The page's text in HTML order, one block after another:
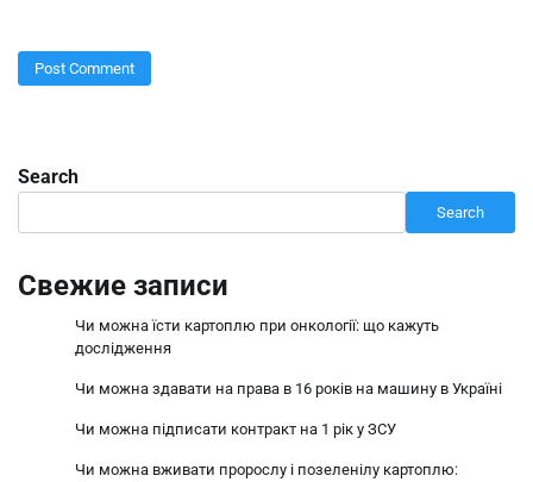
Search
Search
Свежие записи
Чи можна їсти картоплю при онкології: що кажуть
дослідження
Чи можна здавати на права в 16 років на машину в Україні
Чи можна підписати контракт на 1 рік у ЗСУ
Чи можна вживати пророслу і позеленілу картоплю: